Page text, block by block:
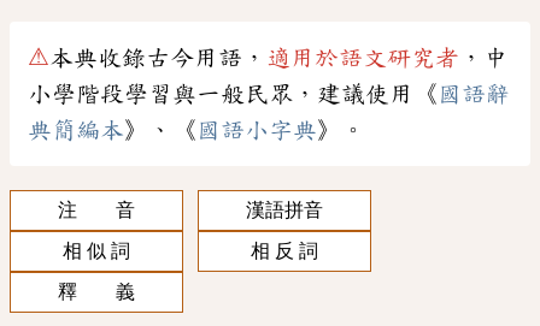
⚠本典收錄古今用語， 適用於語文研究者 ，中
小學階段學習與一般民眾，建議使用《 國語辭
典簡編本》、《 國語小字典》。
注 音
漢語拼音
相 似 詞
相 反 詞
釋 義